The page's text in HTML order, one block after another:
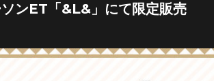
ンET「&L&」にて限定販売